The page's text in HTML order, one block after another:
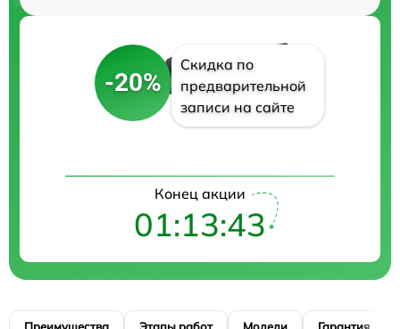
-20%
Скидка по
предварительной
записи на сайте
Конец акции
01:13:42
Преимущества Этапы работ Модели Гарантия